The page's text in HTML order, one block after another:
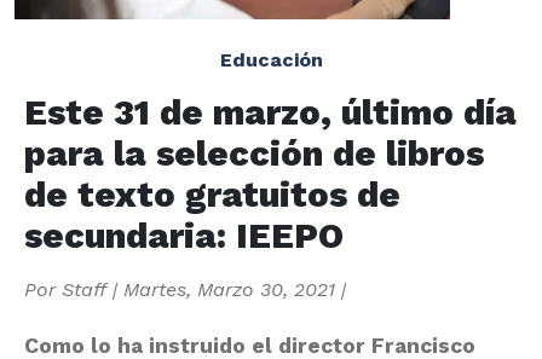
Educación
Este 31 de marzo, último día
para la selección de libros
de texto gratuitos de
secundaria: IEEPO
Por Staff| Martes, Marzo 30, 2021 |
Como lo ha instruido el director Francisco